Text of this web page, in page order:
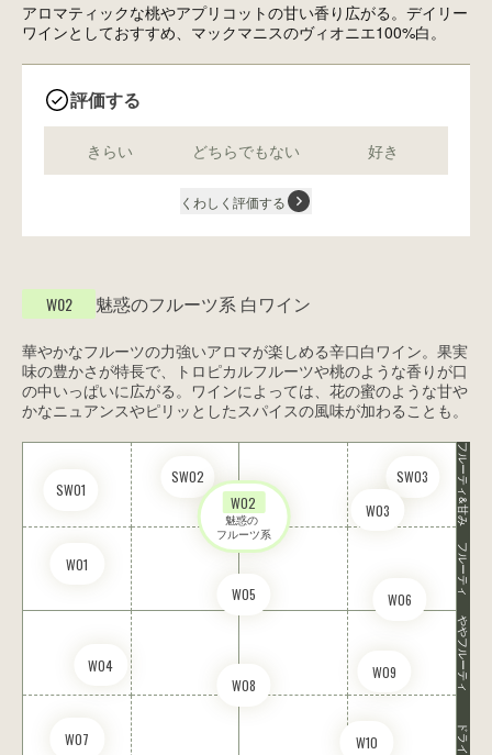
アロマティックな桃やアプリコットの甘い香り広がる。デイリー
ワインとしておすすめ、マックマニスのヴィオニエ100%白。
評価する
きらい どちらでもない 好き
くわしく評価する
W02 魅惑のフルーツ系 白ワイン
華やかなフルーツの力強いアロマが楽しめる辛口白ワイン。果実
味の豊かさが特長で、トロピカルフルーツや桃のような香りが口
の中いっぱいに広がる。ワインによっては、花の蜜のような甘や
かなニュアンスやピリッとしたスパイスの風味が加わることも。
SW01
SW02 SW03
W01
W02
魅惑の
フルーツ系
W03
W04
W05 W06
W07
W08
W09
W10
フルーティ&甘み
フルーティ
ややフルーティ
ドライ